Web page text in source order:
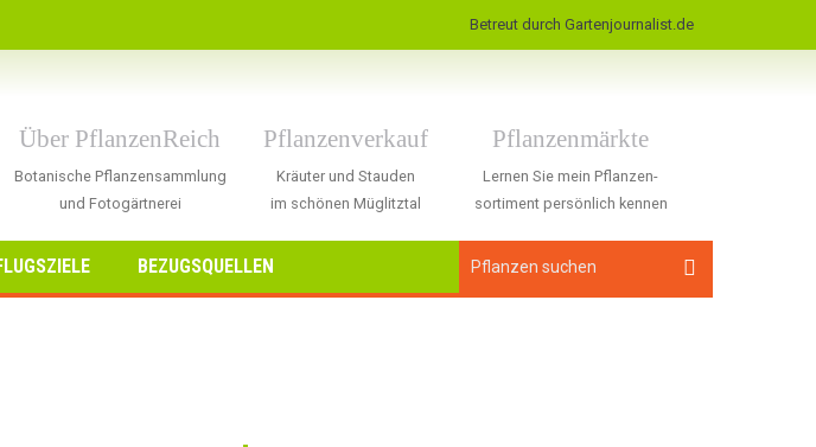
Betreut durch Gartenjournalist.de
Über PflanzenReich
Botanische Pflanzensammlung
und Fotogärtnerei
Pflanzenverkauf
Kräuter und Stauden
im schönen Müglitztal
Pflanzenmärkte
Lernen Sie mein Pflanzen-
sortiment persönlich kennen
BEZUGSQUELLEN